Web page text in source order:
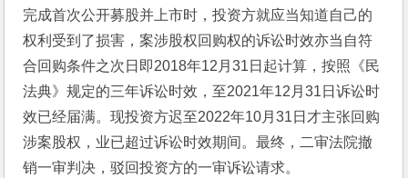
完成首次公开募股并上市时，投资方就应当知道自己的
权利受到了损害，案涉股权回购权的诉讼时效亦当自符
合回购条件之次日即2018年12月31日起计算，按照《民
法典》规定的三年诉讼时效，至2021年12月31日诉讼时
效已经届满。现投资方迟至2022年10月31日才主张回购
涉案股权，业已超过诉讼时效期间。最终，二审法院撤
销一审判决，驳回投资方的一审诉讼请求。